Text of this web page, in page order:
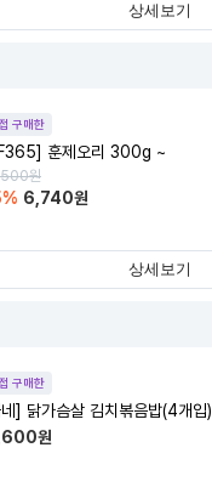
상세보기
구매한
훈제오리 300g ~
원
% 6,740원
상세보기
구매한
] 닭가슴살 김치볶음밥(4개입)
원